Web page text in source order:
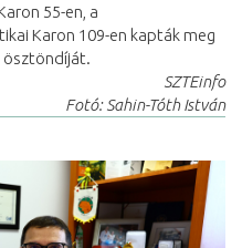
55-en, a
Karon 109-en kapták meg
ösztöndíját.
SZTEinfo
Fotó: Sahin-Tóth István